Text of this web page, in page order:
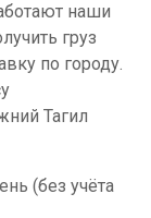
наши
груз
по городу.
Тагил
(без учёта